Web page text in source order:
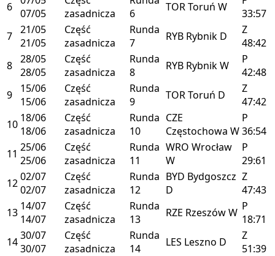
6 07/05
zasadnicza
6
TORToruń W
33:57
7 21/05
21/05
Część
zasadnicza
Runda
7
RYB Rybnik D
Z
48:42
8 28/05
28/05
Część
zasadnicza
Runda
8
RYB RybnikW
P
42:48
9
15/06
15/06
Część
zasadnicza
Runda
9
TORToruń D
Z
47:42
10 18/06
18/06
Część
zasadnicza
Runda
10
CZE
Częstochowa W
P
36:54
11 25/06
25/06
Część
zasadnicza
Runda
11
WRO Wrocław
W
P
29:61
1202/07
02/07
Część
zasadnicza
Runda
12
BYD Bydgoszcz
D
Z
47:43
13 14/07
14/07
Część
zasadnicza
Runda
13
RZE RzeszówW P
18:71
1430/07
30/07
Część
zasadnicza
Runda
14
LES Leszno D
Z
51:39